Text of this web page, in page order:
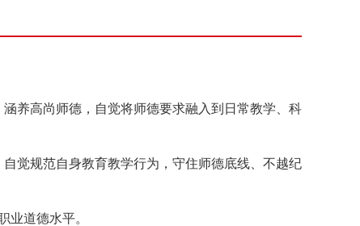
养高尚师德，自觉将师德要求融入到日常教学、科
觉规范自身教育教学行为，守住师德底线、不越纪
业道德水平。